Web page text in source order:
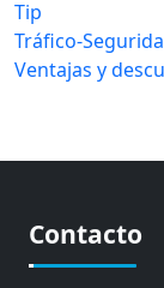
Tip
Tráfico-
Ventajas y
Contacto